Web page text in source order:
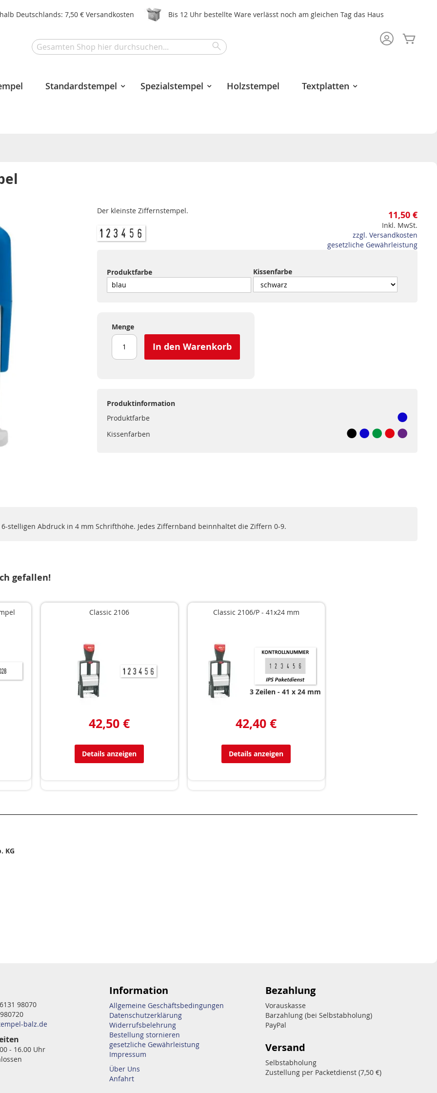
Deutschlands: 7,50 € Versandkosten Bis 12 Uhr bestellte Ware verlässt noch am gleichen Tag das Haus
Search
Standardstempel Spezialstempel Holzstempel Textplatten
11,50 €
Inkl. MwSt.
zzgl. Versandkosten
gesetzliche Gewährleistung
Der kleinste Ziffernstempel.
Produktfarbe Kissenfarbe
Menge
In den Warenkorb
Produktinformation
Produktfarbe
Kissenfarben
stelligen Abdruck in 4 mm Schrifthöhe. Jedes Ziffernband beinnhaltet die Ziffern 0-9.
gefallen!
Classic 2106
42,50 €
Details anzeigen
Classic 2106/P - 41x24 mm
3 Zeilen 41 x 24 mm
42,40 €
Details anzeigen
KG
98070
balz.de
- 16.00 Uhr
Information
Allgemeine Geschäftsbedingungen
Datenschutzerklärung
Widerrufsbelehrung
Bestellung stornieren
gesetzliche Gewährleistung
Impressum
Über Uns
Anfahrt
Bezahlung
Vorauskasse
Barzahlung (bei Selbstabholung)
PayPal
Versand
Selbstabholung
Zustellung per Packetdienst (7,50 €)